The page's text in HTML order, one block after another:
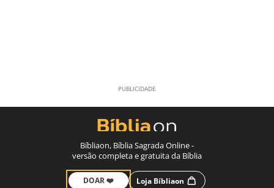
Bíbliaon, Bíblia Sagrada Online -
versão completa e gratuita da Bíblia
DOAR ❤️ Loja Bíbliaon